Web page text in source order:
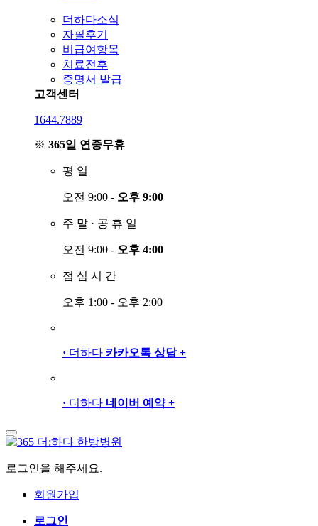
더하다소식
자필후기
비급여항목
치료전후
증명서 발급
고객센터
1644.7889
※ 365일 연중무휴
평 일
오전 9:00 - 오후 9:00
주 말 · 공 휴 일
오전 9:00 - 오후 4:00
점 심 시 간
오후 1:00 - 오후 2:00
· 더하다 카카오톡 상담 +
· 더하다 네이버 예약 +
로그인을 해주세요.
회원가입
로그인